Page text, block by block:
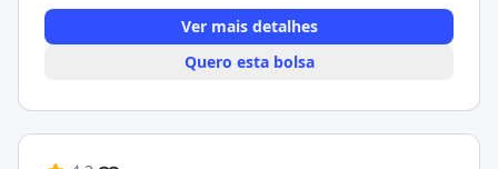
Ver mais detalhes
Quero esta bolsa